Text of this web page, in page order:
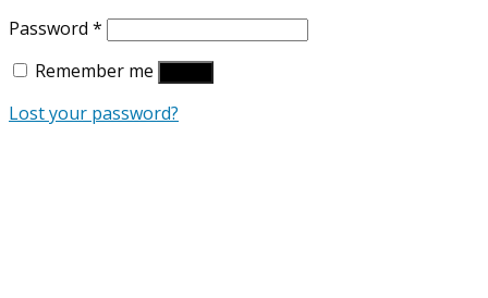
Password *
Remember me
Lost your password?